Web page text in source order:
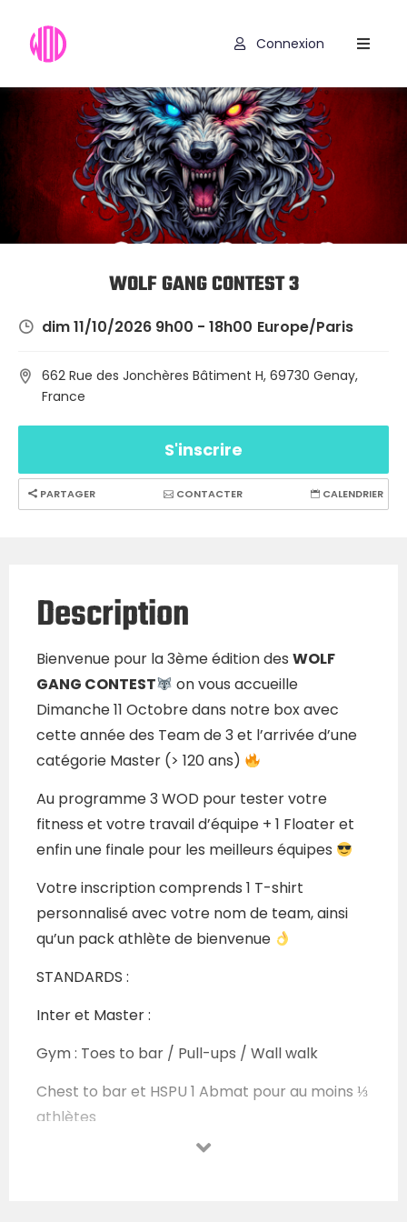
WOD
Exercices
Outils
Hyrox
Connexion
WOLF GANG CONTEST 3
dim 11/10/2026 9h00 - 18h00 Europe/Paris
662 Rue des Jonchères Bâtiment H, 69730 Genay,
France
S'inscrire
PARTAGER CONTACTER CALENDRIER
Description
Bienvenue pour la 3ème édition des WOLF
GANG CONTEST
on vous accueille
Dimanche 11 Octobre dans notre box avec
cette année des Team de 3 et l’arrivée d’une
catégorie Master (> 120 ans)
Au programme 3 WOD pour tester votre
fitness et votre travail d’équipe + 1 Floater et
enfin une finale pour les meilleurs équipes
Votre inscription comprends 1 T-shirt
personnalisé avec votre nom de team, ainsi
qu’un pack athlète de bienvenue
STANDARDS :
Inter et Master :
Gym : Toes to bar / Pull-ups / Wall walk
Chest to bar et HSPU 1 Abmat pour au moins ⅓
athlètes
Haltero : Snatch @25/35kg et Clean&Jerk